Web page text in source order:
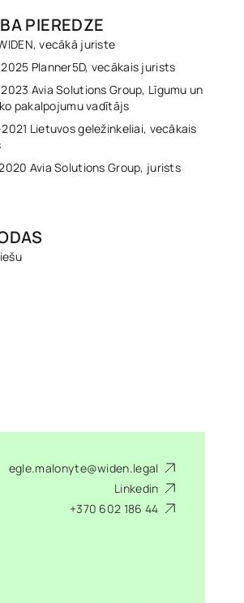
PIEREDZE
vecākā juriste
Planner5D, vecākais jurists
Avia Solutions Group, Līgumu un
pakalpojumu vadītājs
Lietuvos geležinkeliai, vecākais
Avia Solutions Group, jurists
egle.malonyte@widen.legal
Linkedin
+370 602 186 44